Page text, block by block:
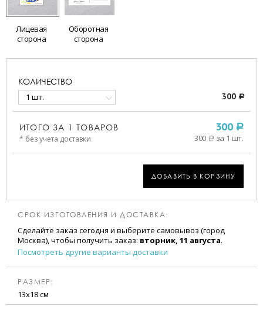
Лицевая
сторона
Оборотная
сторона
КОЛИЧЕСТВО
1 шт. 300 a
ИТОГО ЗА 1 ТОВАРОВ
* без учета доставки
300 a
300 a за 1 шт.
ДОБАВИТЬ В КОРЗИНУ
СРОК ИЗГОТОВЛЕНИЯ И ДОСТАВКА:
Сделайте заказ сегодня и выберите самовывоз (город
Москва), чтобы получить заказ: вторник, 11 августа.
Посмотреть другие варианты доставки
РАЗМЕР:
13х18 см